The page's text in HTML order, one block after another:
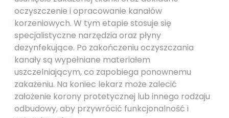
oczyszczenie i opracowanie kanałów
korzeniowych. W tym etapie stosuje się
specjalistyczne narzędzia oraz płyny
dezynfekujące. Po zakończeniu oczyszczania
kanały są wypełniane materiałem
uszczelniającym, co zapobiega ponownemu
zakażeniu. Na koniec lekarz może zalecić
założenie korony protetycznej lub innego rodzaju
odbudowy, aby przywrócić funkcjonalność i